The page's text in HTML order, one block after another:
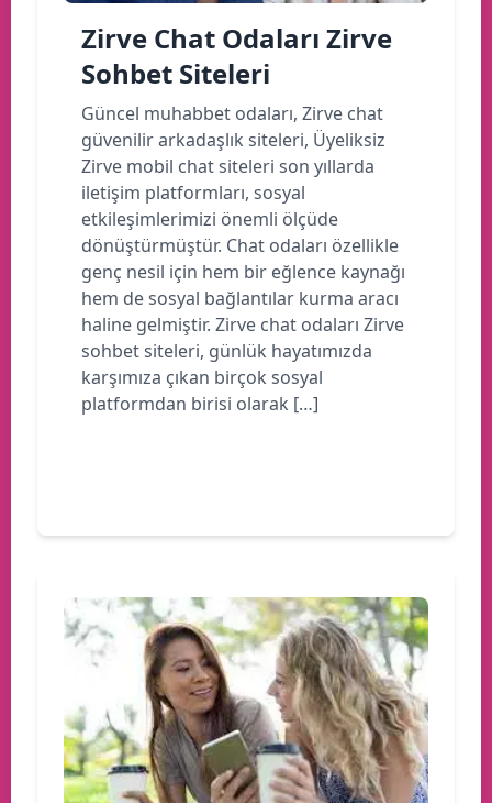
Zirve Chat Odaları Zirve
Sohbet Siteleri
Güncel muhabbet odaları, Zirve chat
güvenilir arkadaşlık siteleri, Üyeliksiz
Zirve mobil chat siteleri son yıllarda
iletişim platformları, sosyal
etkileşimlerimizi önemli ölçüde
dönüştürmüştür. Chat odaları özellikle
genç nesil için hem bir eğlence kaynağı
hem de sosyal bağlantılar kurma aracı
haline gelmiştir. Zirve chat odaları Zirve
sohbet siteleri, günlük hayatımızda
karşımıza çıkan birçok sosyal
platformdan birisi olarak […]